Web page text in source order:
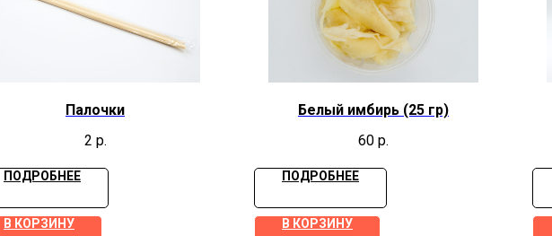
Палочки
2 р.
ПОДРОБНЕЕ
В КОРЗИНУ
Белый имбирь (25 гр)
60 р.
ПОДРОБНЕЕ
В КОРЗИНУ